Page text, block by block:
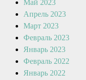
Май 2023
Апрель 2023
Март 2023
Февраль 2023
Январь 2023
Февраль 2022
Январь 2022